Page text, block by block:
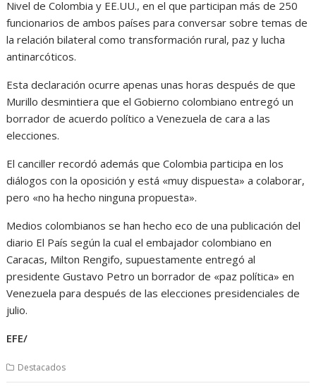
Nivel de Colombia y EE.UU., en el que participan más de 250
funcionarios de ambos países para conversar sobre temas de
la relación bilateral como transformación rural, paz y lucha
antinarcóticos.
Esta declaración ocurre apenas unas horas después de que
Murillo desmintiera que el Gobierno colombiano entregó un
borrador de acuerdo político a Venezuela de cara a las
elecciones.
El canciller recordó además que Colombia participa en los
diálogos con la oposición y está «muy dispuesta» a colaborar,
pero «no ha hecho ninguna propuesta».
Medios colombianos se han hecho eco de una publicación del
diario El País según la cual el embajador colombiano en
Caracas, Milton Rengifo, supuestamente entregó al
presidente Gustavo Petro un borrador de «paz política» en
Venezuela para después de las elecciones presidenciales de
julio.
EFE/
Destacados